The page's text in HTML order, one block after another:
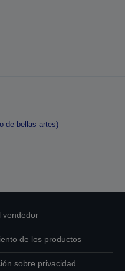
de bellas artes)
vendedor
de los productos
sobre privacidad